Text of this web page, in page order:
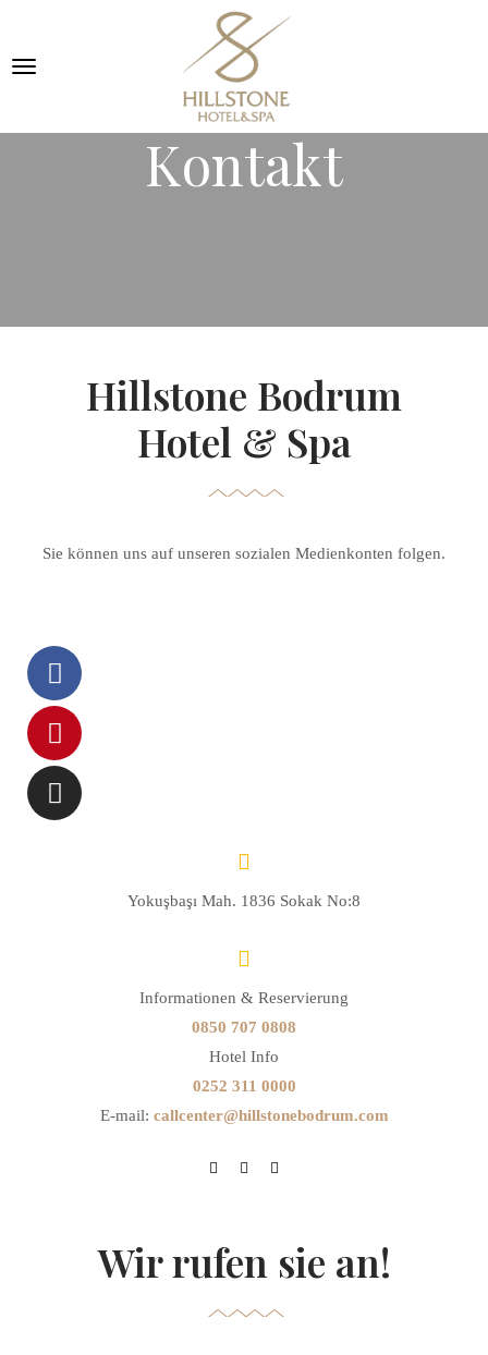
Kontakt
Hillstone Bodrum
Hotel & Spa
Sie können uns auf unseren sozialen Medienkonten folgen.
Yokuşbaşı Mah. 1836 Sokak No:8
Informationen & Reservierung
0850 707 0808
Hotel Info
0252 311 0000
E-mail: callcenter@hillstonebodrum.com
Wir rufen sie an!